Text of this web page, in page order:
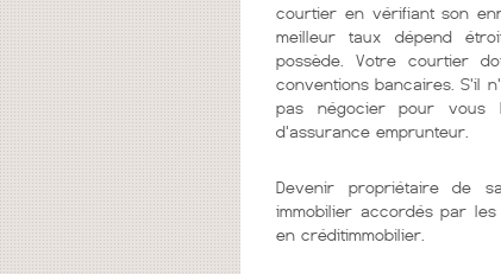
courtier en vérifiant son
meilleur taux dépend
possède. Votre courtier
conventions bancaires. S'il
pas négocier pour vous
d'assurance emprunteur.
Devenir propriétaire de
immobilier accordés par
en créditimmobilier.